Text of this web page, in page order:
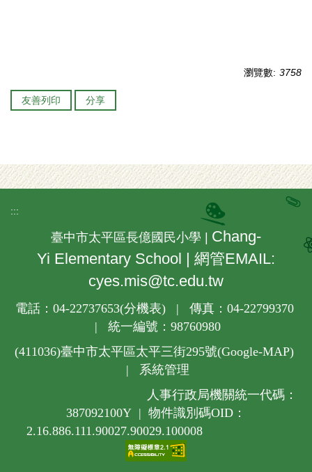
瀏覽數: 3758
友善列印 分享
:::
臺中市太平區長億國民小學 | Chang-
Yi Elementary School | 網管EMAIL:
cyes.mis@tc.edu.tw
電話：04-22737653(分機表) | 傳真：04-22799370
| 統一編號：98760980
(411036)臺中市太平區太平三街295號(Google-MAP)
| 系統管理
人事行政局機關統一代碼：
387092100Y | 物件識別碼OID：
2.16.886.111.90027.90029.100008